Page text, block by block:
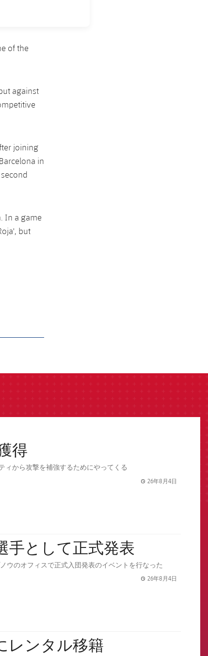
of the
against
joining
in
In a game
but
得
ィから攻撃を補強するためにやってくる
26年8月4日
手として正式発表
ウのオフィスで正式入団発表のイベントを行なった
26年8月4日
レンタル移籍